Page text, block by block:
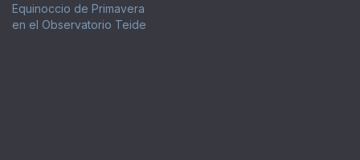
Equinoccio de Primavera
en el Observatorio Teide